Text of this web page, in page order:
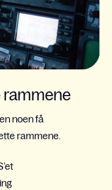
rammene
noen få
rammene.